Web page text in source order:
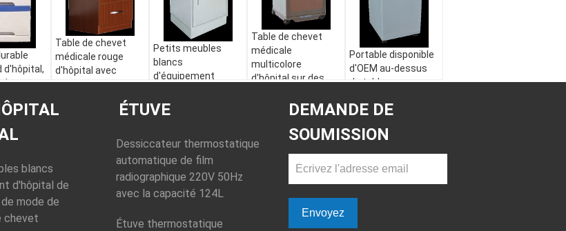
d'hôpital,
dessus
Table de chevet
médicale rouge
d'hôpital avec
fermer à clef le
500x450x760mm
Petits meubles
blancs
d'équipement
conception de
mode de Cabinets
Table de chevet
médicale
multicolore
d'hôpital sur des
500x510x700mm
Portable disponible
d'OEM au-dessus
du tableau
de lit avec 2 tiroirs
blancs
d'hôpital de
mode de
chevet
ÉTUVE
Dessiccateur thermostatique
automatique de film
radiographique 220V 50Hz
avec la capacité 124L
Étuve thermostatique
DEMANDE DE
SOUMISSION
Envoyez